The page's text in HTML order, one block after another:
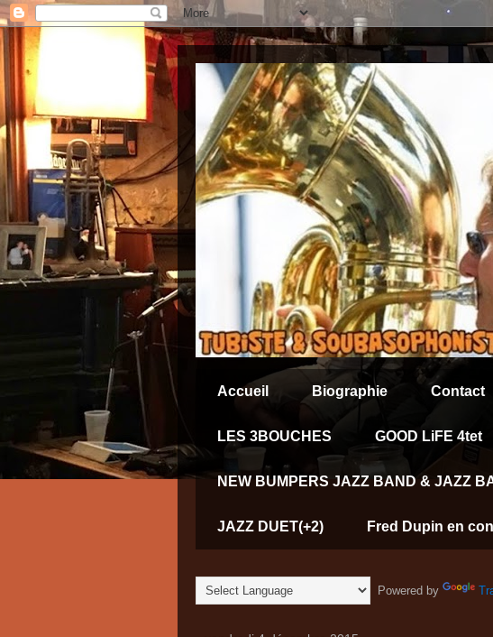
Accueil Biographie Contact
LES 3BOUCHES GOOD LiFE 4tet
NEW BUMPERS JAZZ BAND & JAZZ
JAZZ DUET(+2) Fred Dupin en
Powered by